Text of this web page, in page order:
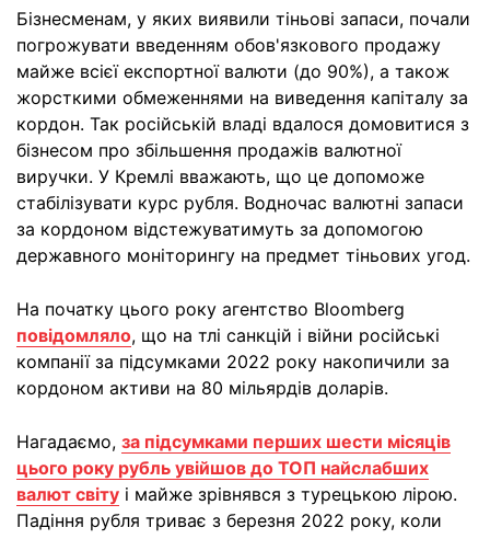
Бізнесменам, у яких виявили тіньові запаси, почали
погрожувати введенням обов'язкового продажу
майже всієї експортної валюти (до 90%), а також
жорсткими обмеженнями на виведення капіталу за
кордон. Так російській владі вдалося домовитися з
бізнесом про збільшення продажів валютної
виручки. У Кремлі вважають, що це допоможе
стабілізувати курс рубля. Водночас валютні запаси
за кордоном відстежуватимуть за допомогою
державного моніторингу на предмет тіньових угод.
На початку цього року агентство Bloomberg
повідомляло, що на тлі санкцій і війни російські
компанії за підсумками 2022 року накопичили за
кордоном активи на 80 мільярдів доларів.
Нагадаємо, за підсумками перших шести місяців
цього року рубль увійшов до ТОП найслабших
валют світу і майже зрівнявся з турецькою лірою.
Падіння рубля триває з березня 2022 року, коли